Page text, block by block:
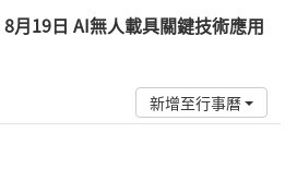
8月19日 AI無人載具關鍵技術應用
新增至行事曆